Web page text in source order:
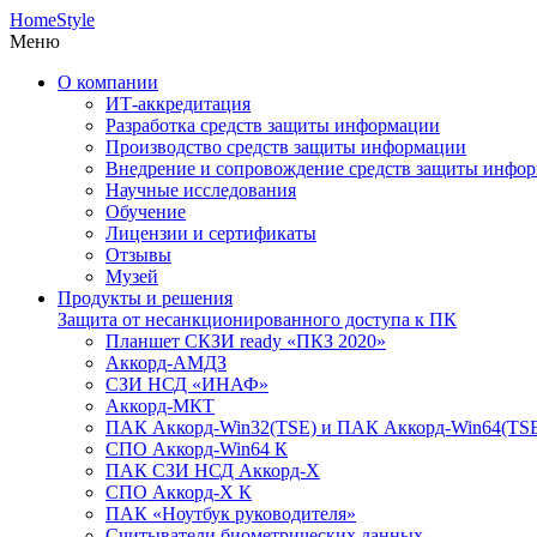
HomeStyle
Меню
О компании
ИТ-аккредитация
Разработка средств защиты информации
Производство средств защиты информации
Внедрение и сопровождение средств защиты
Научные исследования
Обучение
Лицензии и сертификаты
Отзывы
Музей
Продукты и решения
Защита от несанкционированного доступа к ПК
Планшет СКЗИ ready «ПКЗ 2020»
Аккорд-АМДЗ
СЗИ НСД «ИНАФ»
Аккорд-МКТ
ПАК Аккорд-Win32(TSE) и ПАК Аккорд-
СПО Аккорд-Win64 К
ПАК СЗИ НСД Аккорд-X
СПО Аккорд-X К
ПАК «Ноутбук руководителя»